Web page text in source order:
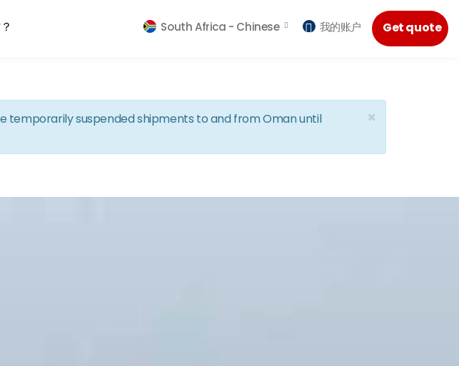
Get quote
South Africa - Chinese 我的账户
×
temporarily suspended shipments to and from Oman until